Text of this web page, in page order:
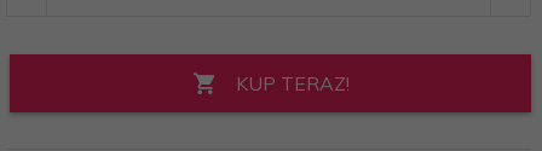
KUP TERAZ!